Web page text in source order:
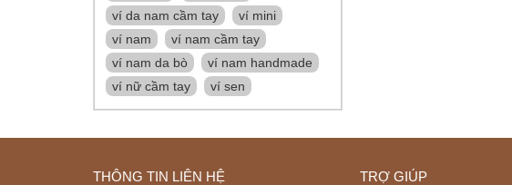
ví da nam cầm tay
ví mini
ví nam
ví nam cầm tay
ví nam da bò
ví nam handmade
ví nữ cầm tay
ví sen
THÔNG TIN LIÊN HỆ TRỢ GIÚP